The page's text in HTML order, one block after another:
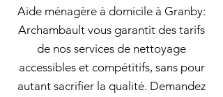
Aide ménagère à domicile à Granby:
Archambault vous garantit des tarifs
de nos services de nettoyage
accessibles et compétitifs, sans pour
autant sacrifier la qualité. Demandez